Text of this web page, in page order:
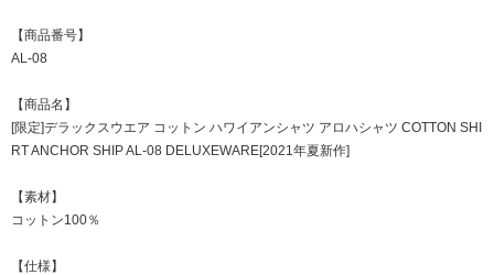
【商品番号】
AL-08
【商品名】
[限定]デラックスウエア コットン ハワイアンシャツ アロハシャツ COTTON SHI
RT ANCHOR SHIP AL-08 DELUXEWARE[2021年夏新作]
【素材】
コットン100％
【仕様】